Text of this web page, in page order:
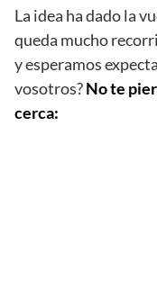
La idea ha dado la
queda mucho
y esperamos
vosotros?No te
cerca: